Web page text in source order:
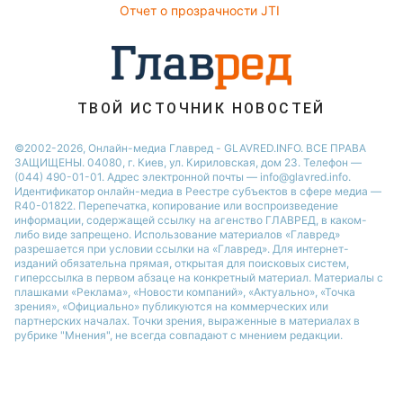
Отчет о прозрачности JTI
ТВОЙ ИСТОЧНИК НОВОСТЕЙ
©2002-2026, Онлайн-медиа Главред - GLAVRED.INFO. ВСЕ ПРАВА
ЗАЩИЩЕНЫ. 04080, г. Киев, ул. Кириловская, дом 23. Телефон —
(044) 490-01-01. Адрес электронной почты — info@glavred.info.
Идентификатор онлайн-медиа в Реестре cубъектов в сфере медиа —
R40-01822. Перепечатка, копирование или воспроизведение
информации, содержащей ссылку на агенство ГЛАВРЕД, в каком-
либо виде запрещено. Использование материалов «Главред»
разрешается при условии ссылки на «Главред». Для интернет-
изданий обязательна прямая, открытая для поисковых систем,
гиперссылка в первом абзаце на конкретный материал. Материалы с
плашками «Реклама», «Новости компаний», «Актуально», «Точка
зрения», «Официально» публикуются на коммерческих или
партнерских началах. Точки зрения, выраженные в материалах в
рубрике "Мнения", не всегда совпадают с мнением редакции.